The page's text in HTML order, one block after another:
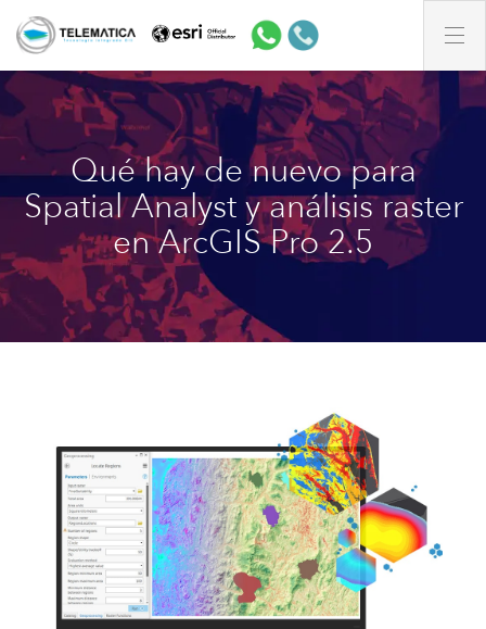
Qué hay de nuevo para
Spatial Analyst y análisis raster
en ArcGIS Pro 2.5